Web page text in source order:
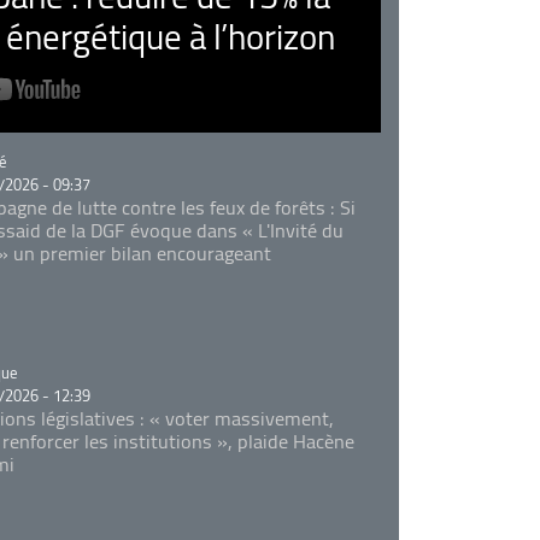
à l’horizon
- 09:37
de lutte contre les feux de forêts : Si
de la DGF évoque dans « L'Invité du
un premier bilan encourageant
- 12:39
législatives : « voter massivement,
les institutions », plaide Hacène